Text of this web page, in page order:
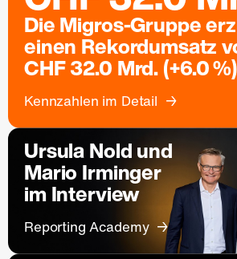
Die Migros-Gruppe
einen Rekordumsatz
CHF 32.0 Mrd. (+6.0
Kennzahlen im Detail
Ursula Nold und
Mario Irminger
im Interview
Reporting Academy